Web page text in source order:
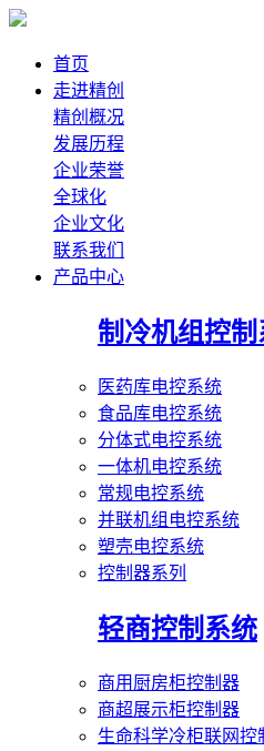
首页
走进精创
精创概况
发展历程
企业荣誉
全球化
企业文化
联系我们
产品中心
制冷机组控制
医药库电控系统
食品库电控系统
分体式电控系统
一体机电控系统
常规电控系统
并联机组电控系统
塑壳电控系统
控制器系列
轻商控制系统
商用厨房柜控制器
商超展示柜控制器
生命科学冷柜联网控